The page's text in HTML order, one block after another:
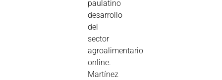
paulatino
desarrollo
del
sector
agroalimentario
online.
Martínez